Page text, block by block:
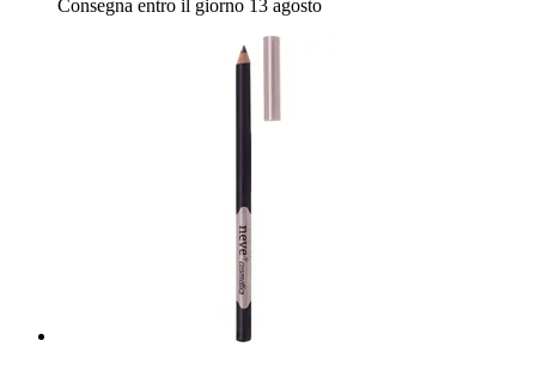
Consegna entro il giorno 13 agosto